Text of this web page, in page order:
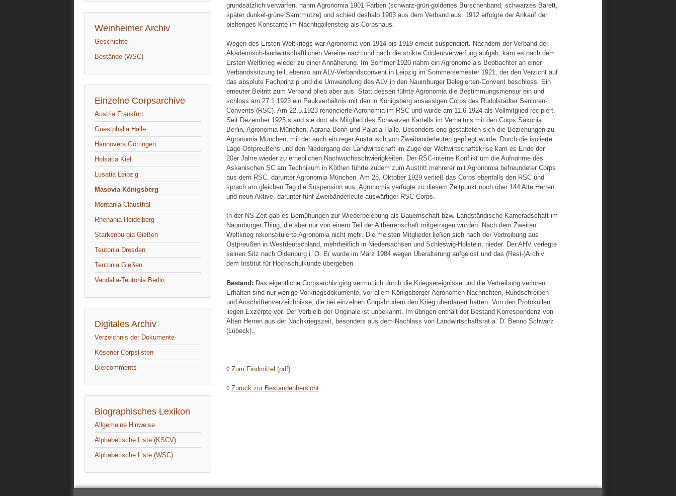
Weinheimer Archiv
Geschichte
Bestände (WSC)
Einzelne Corpsarchive
Austria Frankfurt
Guestphalia Halle
Hannovera Göttingen
Holsatia Kiel
Lusatia Leipzig
Masovia Königsberg
Montania Clausthal
Rhenania Heidelberg
Starkenburgia Gießen
Teutonia Dresden
Teutonia Gießen
Vandalia-Teutonia Berlin
Digitales Archiv
Verzeichnis der Dokumente
Kösener Corpslisten
Biercomments
Biographisches Lexikon
Allgemeine Hinweise
Alphabetische Liste (KSCV)
Alphabetische Liste (WSC)
grundsätzlich verwarfen, nahm Agronomia 1901 Farben (schwarz-grün-goldenes Burschenband, schwarzes Barett,
später dunkel-grüne Samtmütze) und schied deshalb 1903 aus dem Verband aus. 1912 erfolgte der Ankauf der
bisheriges Konstante im Nachtigallensteig als Corpshaus.
Wegen des Ersten Weltkriegs war Agronomia von 1914 bis 1919 erneut suspendiert. Nachdem der Verband der
Akademisch-landwirtschaftlichen Vereine nach und nach die strikte Couleurverwerfung aufgab, kam es nach dem
Ersten Weltkrieg wieder zu einer Annäherung. Im Sommer 1920 nahm ein Agronome als Beobachter an einer
Verbandssitzung teil, ebenso am ALV-Verbandsconvent in Leipzig im Sommersemester 1921, der den Verzicht auf
das absolute Fachprinzip und die Umwandlung des ALV in den Naumburger Delegierten-Convent beschloss. Ein
erneuter Beitritt zum Verband blieb aber aus. Statt dessen führte Agronomia die Bestimmungsmensur ein und
schloss am 27.1.1923 ein Paukverhältnis mit den in Königsberg ansässigen Corps des Rudolstädter Senioren-
Convents (RSC). Am 22.5.1923 renoncierte Agronomia im RSC und wurde am 11.6.1924 als Vollmitglied recipiert.
Seit Dezember 1925 stand sie dort als Mitglied des Schwarzen Kartells im Verhältnis mit den Corps Saxonia
Berlin, Agronomia München, Agraria Bonn und Palatia Halle. Besonders eng gestalteten sich die Beziehungen zu
Agronomia München, mit der auch ein reger Austausch von Zweibänderleuten gepflegt wurde. Durch die isolierte
Lage Ostpreußens und den Niedergang der Landwirtschaft im Zuge der Weltwirtschaftskrise kam es Ende der
20er Jahre wieder zu erheblichen Nachwuchsschwierigkeiten. Der RSC-interne Konflikt um die Aufnahme des
Askanischen SC am Technikum in Köthen führte zudem zum Austritt mehrerer mit Agronomia befreundeter Corps
aus dem RSC, darunter Agronomia München. Am 28. Oktober 1929 verließ das Corps ebenfalls den RSC und
sprach am gleichen Tag die Suspension aus. Agronomia verfügte zu diesem Zeitpunkt noch über 144 Alte Herren
und neun Aktive, darunter fünf Zweibänderleute auswärtiger RSC-Corps.
In der NS-Zeit gab es Bemühungen zur Wiederbelebung als Bauernschaft bzw. Landständische Kameradschaft im
Naumburger Thing, die aber nur von einem Teil der Altherrenschaft mitgetragen wurden. Nach dem Zweiten
Weltkrieg rekonstituierte Agronomia nicht mehr. Die meisten Mitglieder ließen sich nach der Vertreibung aus
Ostpreußen in Westdeutschland, mehrheitlich in Niedersachsen und Schleswig-Holstein, nieder. Der AHV verlegte
seinen Sitz nach Oldenburg i. O. Er wurde im März 1984 wegen Überalterung aufgelöst und das (Rest-)Archiv
dem Institut für Hochschulkunde übergeben.
Bestand: Das eigentliche Corpsarchiv ging vermutlich durch die Kriegsereignisse und die Vertreibung verloren.
Erhalten sind nur wenige Vorkriegsdokumente, vor allem Königsberger Agronomen-Nachrichten, Rundschreiben
und Anschriftenverzeichnisse, die bei einzelnen Corpsbrüdern den Krieg überdauert hatten. Von den Protokollen
liegen Exzerpte vor. Der Verbleib der Originale ist unbekannt. Im übrigen enthält der Bestand Korrespondenz von
Alten Herren aus der Nachkriegszeit, besonders aus dem Nachlass von Landwirtschaftsrat a. D. Benno Schwarz
(Lübeck).
◊ Zum Findmittel (pdf)
◊ Zurück zur Beständeübersicht